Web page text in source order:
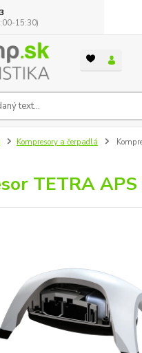
15:30)
Kompresory a čerpadlá
TETRA